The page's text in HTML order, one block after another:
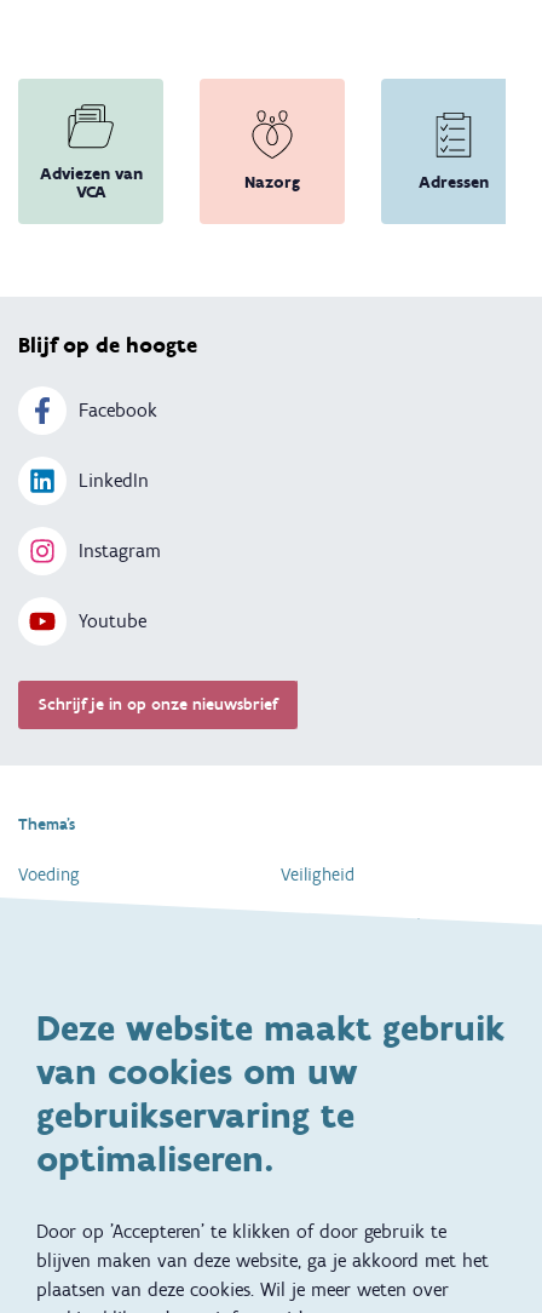
Deze website maakt gebruik
van cookies om uw
gebruikservaring te
optimaliseren.
Door op 'Accepteren' te klikken of door gebruik te
blijven maken van deze website, ga je akkoord met het
plaatsen van deze cookies. Wil je meer weten over
Adviezen van
VCA
Nazorg Adressen
Blijf op de hoogte
Facebook
LinkedIn
Instagram
Youtube
Schrijf je in op onze nieuwsbrief
Thema's
Voeding
Ontwikkeling en gedrag
Specifieke
ondersteuningsbehoefte
Zwangerschap en geboorte
Slapen
Veiligheid
Dagelijkse verzorging
Gezinsleven
Adoptie
Kinderwens
Voet
Kind en Gezin diensten Vertalingen